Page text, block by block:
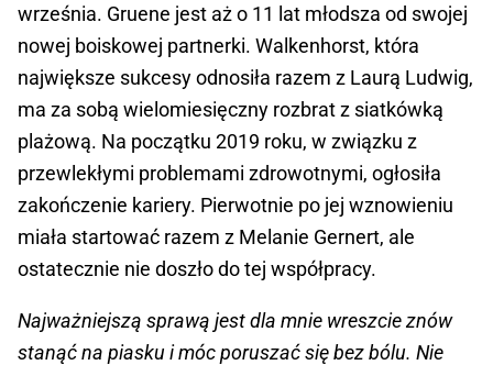
września. Gruene jest aż o 11 lat młodsza od swojej
nowej boiskowej partnerki. Walkenhorst, która
największe sukcesy odnosiła razem z Laurą Ludwig,
ma za sobą wielomiesięczny rozbrat z siatkówką
plażową. Na początku 2019 roku, w związku z
przewlekłymi problemami zdrowotnymi, ogłosiła
zakończenie kariery. Pierwotnie po jej wznowieniu
miała startować razem z Melanie Gernert, ale
ostatecznie nie doszło do tej współpracy.
Najważniejszą sprawą jest dla mnie wreszcie znów
stanąć na piasku i móc poruszać się bez bólu. Nie